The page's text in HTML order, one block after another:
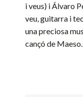
i veus) iÁlvaro
veu, guitarra i
una preciosa
cançó de Maeso.